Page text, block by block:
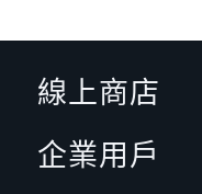
線上商店
企業用戶